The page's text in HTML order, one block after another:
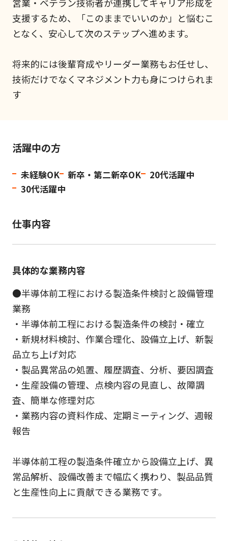
営業・ベテラン技術者が連携してキャリア形成を
支援するため、「このままでいいのか」と悩むこ
となく、安心して次のステップへ進めます。
将来的には後輩育成やリーダー業務もお任せし、
技術だけでなくマネジメント力も身につけられま
す
活躍中の方
未経験OK 新卒・第二新卒OK
20代活躍中
30代活躍中
仕事内容
具体的な業務内容
●半導体前工程における製造条件検討と設備管理
業務
・半導体前工程における製造条件の検討・確立
・新規材料検討、作業合理化、設備立上げ、新製
品立ち上げ対応
・製品異常品の処置、履歴調査、分析、要因調査
・生産設備の管理、点検内容の見直し、故障調
査、簡単な修理対応
・業務内容の資料作成、定期ミーティング、週報
報告
半導体前工程の製造条件確立から設備立上げ、異
常品解析、設備改善まで幅広く携わり、製品品質
と生産性向上に貢献できる業務です。